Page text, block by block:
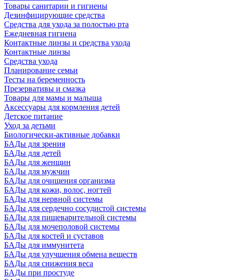
Товары санитарии и гигиены
Дезинфицирующие средства
Средства для ухода за полостью рта
Ежедневная гигиена
Контактные линзы и средства ухода
Контактные линзы
Средства ухода
Планирование семьи
Тесты на беременность
Презервативы и смазка
Товары для мамы и малыша
Аксессуары для кормления детей
Детское питание
Уход за детьми
Биологически-активные добавки
БАДы для зрения
БАДы для детей
БАДы для женщин
БАДы для мужчин
БАДы для очищения организма
БАДы для кожи, волос, ногтей
БАДы для нервной системы
БАДы для сердечно сосудистой системы
БАДы для пищеварительной системы
БАДы для мочеполовой системы
БАДы для костей и суставов
БАДы для иммунитета
БАДы для улучшения обмена веществ
БАДы для снижения веса
БАДы при простуде